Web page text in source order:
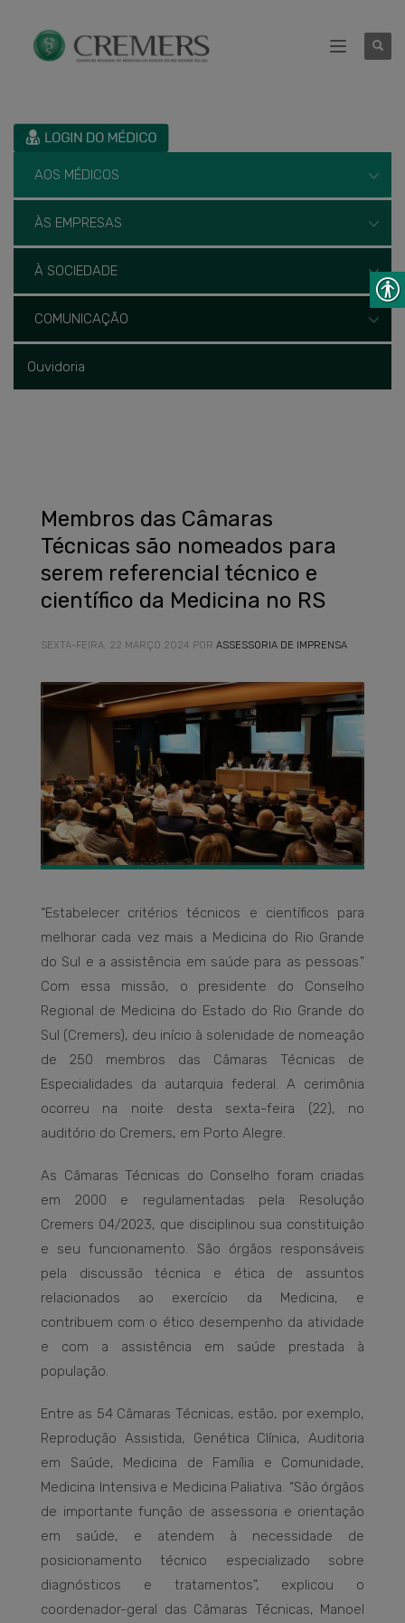
AOS MÉDICOS
ÀS EMPRESAS
À SOCIEDADE
COMUNICAÇÃO
Ouvidoria
Membros das Câmaras
Técnicas são nomeados para
serem referencial técnico e
científico da Medicina no RS
SEXTA-FEIRA, 22 MARÇO 2024 POR ASSESSORIA DE IMPRENSA
“Estabelecer critérios técnicos e científicos para
melhorar cada vez mais a Medicina do Rio Grande
do Sul e a assistência em saúde para as pessoas.”
Com essa missão, o presidente do Conselho
Regional de Medicina do Estado do Rio Grande do
Sul (Cremers), deu início à solenidade de nomeação
de 250 membros das Câmaras Técnicas de
Especialidades da autarquia federal. A cerimônia
ocorreu na noite desta sexta-feira (22), no
auditório do Cremers, em Porto Alegre.
As Câmaras Técnicas do Conselho foram criadas
em 2000 e regulamentadas pela Resolução
Cremers 04/2023, que disciplinou sua constituição
e seu funcionamento. São órgãos responsáveis
pela discussão técnica e ética de assuntos
relacionados ao exercício da Medicina, e
contribuem com o ético desempenho da atividade
e com a assistência em saúde prestada à
população.
Entre as 54 Câmaras Técnicas, estão, por exemplo,
Reprodução Assistida, Genética Clínica, Auditoria
em Saúde, Medicina de Família e Comunidade,
Medicina Intensiva e Medicina Paliativa. “São órgãos
de importante função de assessoria e orientação
em saúde, e atendem à necessidade de
posicionamento técnico especializado sobre
diagnósticos e tratamentos”, explicou o
coordenador-geral das Câmaras Técnicas, Manoel